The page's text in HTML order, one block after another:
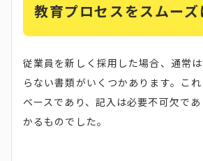
教育プロセスをスムーズ
従業員を新しく採用した場合、通常
らない書類がいくつかあります。こ
ベースであり、記入は必要不可欠で
かるものでした。